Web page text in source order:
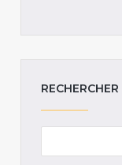
RECHERCHER